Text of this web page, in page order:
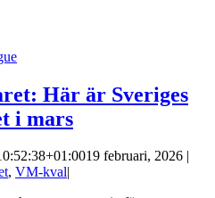
Här är Sveriges
i mars
19 februari, 2026 |
, VM-kval|